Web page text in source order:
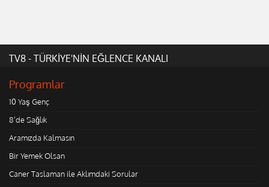
TV8 - TÜRKİYE'NİN EĞLENCE KANALI
Programlar
10 Yaş Genç
8'de Sağlık
Aramızda Kalmasın
Bir Yemek Olsan
Caner Taslaman ile Aklımdaki Sorular